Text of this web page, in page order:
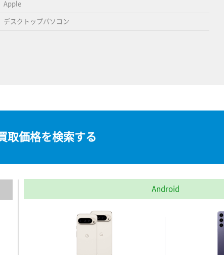
Apple
デスクトップパソコン
取価格を検索する
Android